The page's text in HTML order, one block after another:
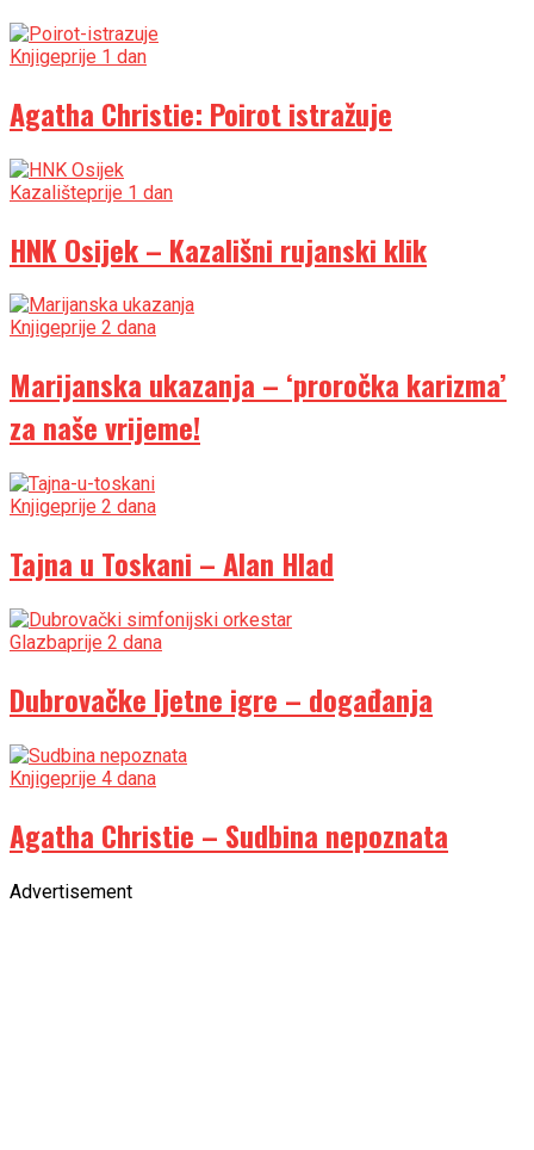
Knjigeprije 1 dan
Agatha Christie: Poirot istražuje
Kazališteprije 1 dan
HNK Osijek – Kazališni rujanski klik
Knjigeprije 2 dana
Marijanska ukazanja – ‘proročka karizma’
za naše vrijeme!
Knjigeprije 2 dana
Tajna u Toskani – Alan Hlad
Glazbaprije 2 dana
Dubrovačke ljetne igre – događanja
Knjigeprije 4 dana
Agatha Christie – Sudbina nepoznata
Advertisement